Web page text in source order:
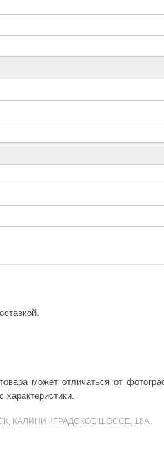
может отличаться от
КАЛИНИНГРАДСКОЕ ШОССЕ, 18А.